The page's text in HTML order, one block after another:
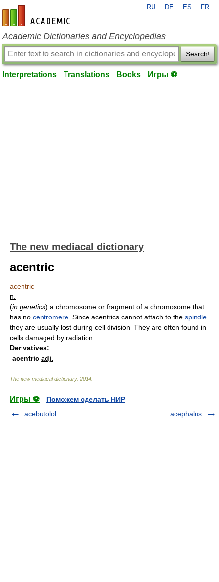
en-academic.com
RU DE ES FR
Academic Dictionaries and Encyclopedias
Search!
Interpretations Translations Books Игры ⚽
The new mediacal dictionary
acentric
acentric
n.
(in genetics) a chromosome or fragment of a chromosome that
has no centromere . Since acentrics cannot attach to the spindle
they are usually lost during cell division. They are often found in
cells damaged by radiation.
Derivatives:
acentric adj.
The new mediacal dictionary. 2014
Игры ⚽
Поможем сделать НИР
acebutolol
acephalus